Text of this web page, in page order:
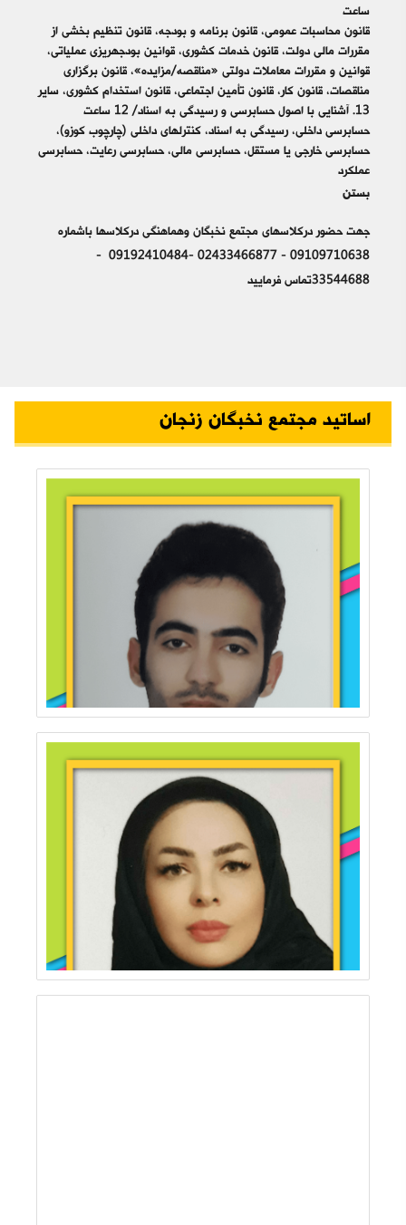
ساعت
قانون محاسبات عمومی، قانون برنامه و بودجه، قانون تنظیم بخشی از
مقررات مالی دولت، قانون خدمات کشوری، قوانین بودجه‎ریزی عملیاتی،
قوانین و مقررات معاملات دولتی «مناقصه/مزایده»، قانون برگزاری
مناقصات، قانون کار، قانون تأمین اجتماعی، قانون استخدام کشوری، سایر
13. آشنایی با اصول حسابرسی و رسیدگی به اسناد/ 12 ساعت
حسابرسی داخلی، رسیدگی به اسناد، کنترل‎های داخلی (چارچوب کوزو)،
حسابرسی خارجی یا مستقل، حسابرسی مالی، حسابرسی رعایت، حسابرسی
عملکرد
بستن
جهت حضور درکلاسهای مجتمع نخبگان وهماهنگی درکلاسها باشماره
09109710638 - 02433466877 -09192410484 -
33544688تماس فرمایید
اساتید مجتمع نخبگان زنجان